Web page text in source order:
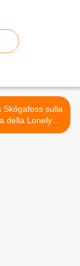
Skógafoss sulla
della Lonely
Planet (Islanda) >